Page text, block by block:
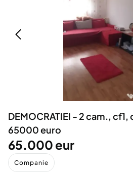
Animale de companie
Afaceri și echipamente
Inchiriere Bunuri si Vehicule
Piese auto si accesorii
Dacia Duster
DEMOCRATIEI - 2 cam.,
65000 euro
65.000 eur
Companie